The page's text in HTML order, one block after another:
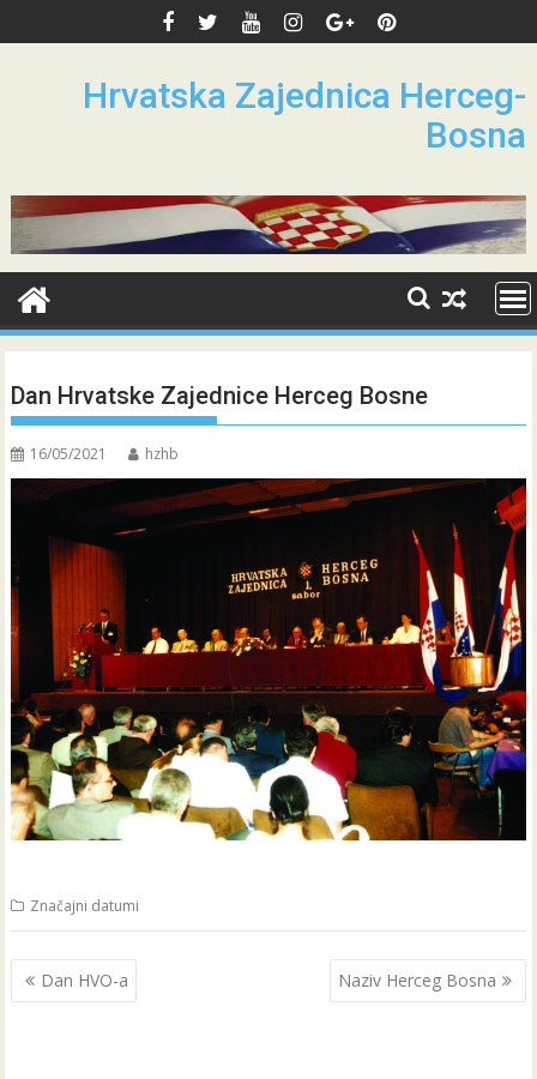
to
Hrvatska Zajednica Herceg-
Bosna
Dan Hrvatske Zajednice Herceg Bosne
16/05/2021 hzhb
Značajni datumi
Navigacija
objava
Dan HVO-a Naziv Herceg Bosna